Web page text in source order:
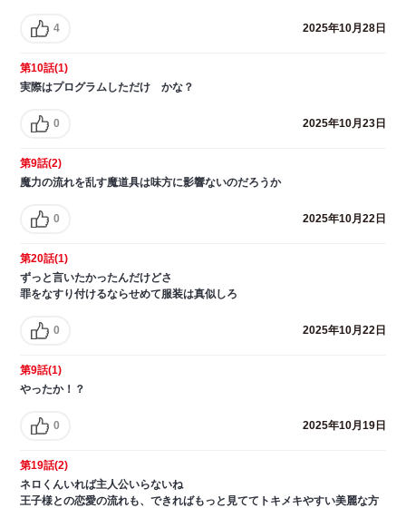
4 2025年10月28日
第10話(1)
実際はプログラムしただけ かな？
0 2025年10月23日
第9話(2)
魔力の流れを乱す魔道具は味方に影響ないのだろうか
0 2025年10月22日
第20話(1)
ずっと言いたかったんだけどさ
罪をなすり付けるならせめて服装は真似しろ
0 2025年10月22日
第9話(1)
やったか！？
0 2025年10月19日
第19話(2)
ネロくんいれば主人公いらないね
王子様との恋愛の流れも、できればもっと見ててトキメキやすい美麗な方